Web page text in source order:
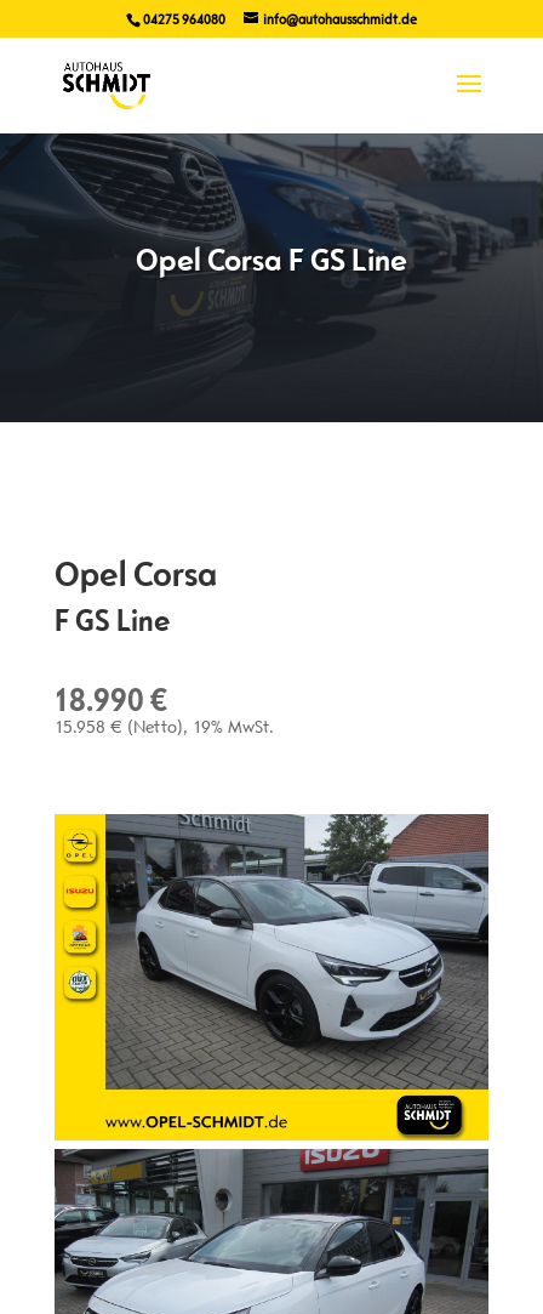
04275 964080 info@autohausschmidt.de
Opel Corsa F GS Line
Opel Corsa
F GS Line
18.990 €
15.958 € (Netto) 19% MwSt.